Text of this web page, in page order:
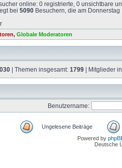
online: 0 registrierte, 0 unsichtbare
bei 5090 Besuchern, die am
, Globale Moderatoren
| Themen insgesamt: 1799 | Mitglieder
Benutzername:
Ungelesene Beiträge
Powered by
Deutsche